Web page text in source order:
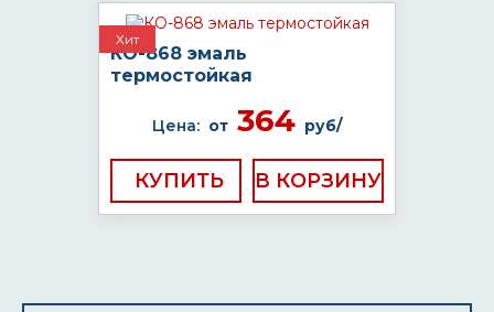
Хит
КО-868 эмаль
термостойкая
Цена: от 364 руб/
КУПИТЬ